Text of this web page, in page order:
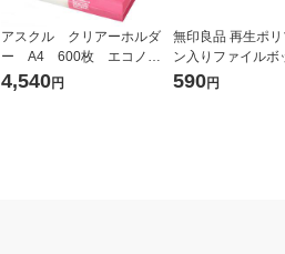
アスクル クリアーホルダ
ー A4 600枚 エコノミ
ースリム ファイル オリジ
4,540円
無印良品 再生ポ
ン入りファイルボ
タンダード用キャ
590円